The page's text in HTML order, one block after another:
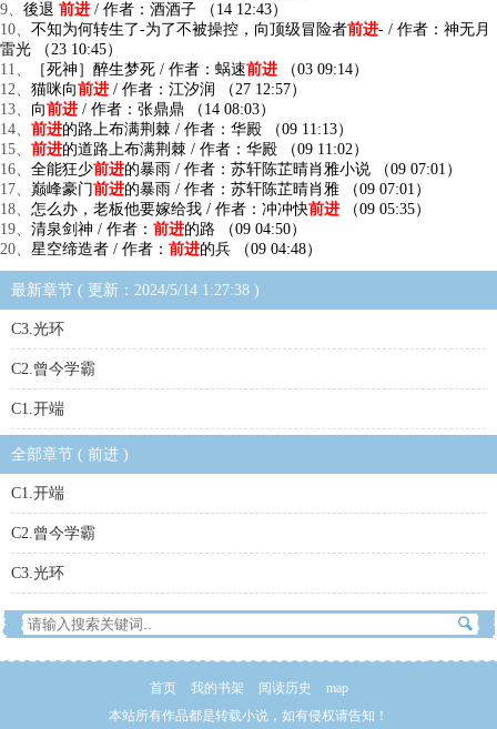
9、 後退 前进 / 作者：酒酒子 （14 12:43）
10、 不知为何转生了-为了不被操控，向顶级冒险者前进- / 作者：神无月
雷光 （23 10:45）
11、
［死神］醉生梦死 / 作者：蜗速前进 （03 09:14）
12、 猫咪向前进 / 作者：江汐润 （27 12:57）
13、 向前进 / 作者：张鼎鼎 （14 08:03）
14、 前进的路上布满荆棘 / 作者：华殿 （09 11:13）
15、 前进的道路上布满荆棘 / 作者：华殿 （09 11:02）
16、 全能狂少前进的暴雨 / 作者：苏轩陈芷晴肖雅小说 （09 07:01）
17、 巅峰豪门前进的暴雨 / 作者：苏轩陈芷晴肖雅 （09 07:01）
18、 怎么办，老板他要嫁给我 / 作者：冲冲快前进 （09 05:35）
19、 清泉剑神 / 作者： 前进的路 （09 04:50）
20、 星空缔造者 / 作者： 前进的兵 （09 04:48）
最新章节 ( 更新：2024/5/14 1:27:38 )
C3.光环
C2.曾今学霸
C1.开端
全部章节 ( 前进 )
C1.开端
C2.曾今学霸
C3.光环
首页 我的书架 阅读历史
map
本站所有作品都是转载小说，如有侵权请告知！